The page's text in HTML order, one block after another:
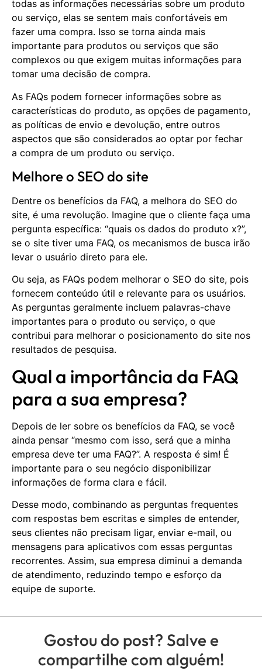
todas as informações necessárias sobre um produto
ou serviço, elas se sentem mais confortáveis ​​em
fazer uma compra. Isso se torna ainda mais
importante para produtos ou serviços que são
complexos ou que exigem muitas informações para
tomar uma decisão de compra.
As FAQs podem fornecer informações sobre as
características do produto, as opções de pagamento,
as políticas de envio e devolução, entre outros
aspectos que são considerados ao optar por fechar
a compra de um produto ou serviço.
Melhore o SEO do site
Dentre os benefícios da FAQ, a melhora do SEO do
site, é uma revolução. Imagine que o cliente faça uma
pergunta específica: “quais os dados do produto x?”,
se o site tiver uma FAQ, os mecanismos de busca irão
levar o usuário direto para ele.
Ou seja, as FAQs podem melhorar o SEO do site, pois
fornecem conteúdo útil e relevante para os usuários.
As perguntas geralmente incluem palavras-chave
importantes para o produto ou serviço, o que
contribui para melhorar o posicionamento do site nos
resultados de pesquisa.
Qual a importância da FAQ
para a sua empresa?
Depois de ler sobre os benefícios da FAQ, se você
ainda pensar “mesmo com isso, será que a minha
empresa deve ter uma FAQ?”. A resposta é sim! É
importante para o seu negócio disponibilizar
informações de forma clara e fácil.
Desse modo, combinando as perguntas frequentes
com respostas bem escritas e simples de entender,
seus clientes não precisam ligar, enviar e-mail, ou
mensagens para aplicativos com essas perguntas
recorrentes. Assim, sua empresa diminui a demanda
de atendimento, reduzindo tempo e esforço da
equipe de suporte.
Gostou do post? Salve e
compartilhe com alguém!